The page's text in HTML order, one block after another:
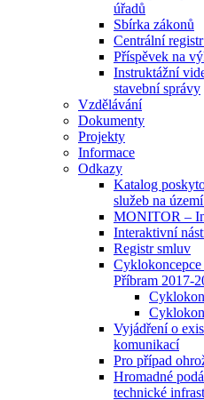
úřadů
Sbírka zákonů
Centrální
Příspěvek na
Instruktážní
stavební správy
Vzdělávání
Dokumenty
Projekty
Informace
Odkazy
Katalog
služeb na
MONITOR –
Interaktivní
Registr smluv
Cyklokoncepce
Příbram 2017-
Vyjádření o
komunikací
Pro případ
Hromadné
technické